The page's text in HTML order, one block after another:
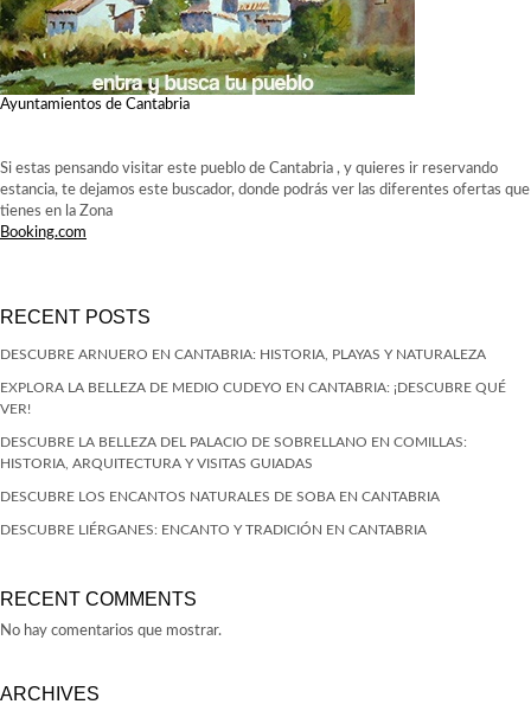
Ayuntamientos de Cantabria
Si estas pensando visitar este pueblo de Cantabria , y quieres ir reservando
estancia, te dejamos este buscador, donde podrás ver las diferentes ofertas que
tienes en la Zona
Booking.com
RECENT POSTS
DESCUBRE ARNUERO EN CANTABRIA: HISTORIA, PLAYAS Y NATURALEZA
EXPLORA LA BELLEZA DE MEDIO CUDEYO EN CANTABRIA: ¡DESCUBRE QUÉ
VER!
DESCUBRE LA BELLEZA DEL PALACIO DE SOBRELLANO EN COMILLAS:
HISTORIA, ARQUITECTURA Y VISITAS GUIADAS
DESCUBRE LOS ENCANTOS NATURALES DE SOBA EN CANTABRIA
DESCUBRE LIÉRGANES: ENCANTO Y TRADICIÓN EN CANTABRIA
RECENT COMMENTS
No hay comentarios que mostrar.
ARCHIVES